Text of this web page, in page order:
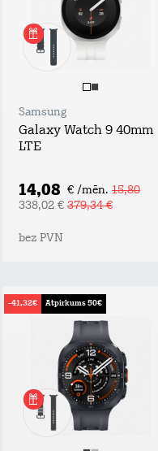
Samsung
Galaxy Watch 9 40mm
LTE
14,08 € /mēn. 15,80
338,02 € 379,34 €
bez PVN
-41,32€ Atpirkums 50€